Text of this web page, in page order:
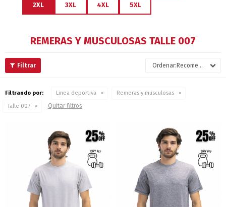
2XL 3XL 4XL 5XL
REMERAS Y MUSCULOSAS TALLE 007
Recomendados
Filtrando por: Linea deportiva
Remeras y musculosas
Talle 007
Quitar filtros